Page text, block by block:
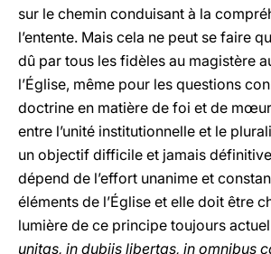
sur le chemin conduisant à la
l’entente. Mais cela ne peut se faire
dû par tous les fidèles au magistère
l’Église, même pour les questions
doctrine en matière de foi et de
entre l’unité institutionnelle et le
un objectif difficile et jamais
dépend de l’effort unanime et
éléments de l’Église et elle doit être
lumière de ce principe toujours
unitas, in dubiis libertas, in omnibus